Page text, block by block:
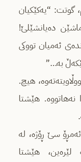
گوتت: “یەکێکیان
دەیانشێلێ!
ئەمیان تووکی
بە…”
هیچ.
نەهاتووە. هێشتا
سێ ڕۆژە، لە
هێشتا